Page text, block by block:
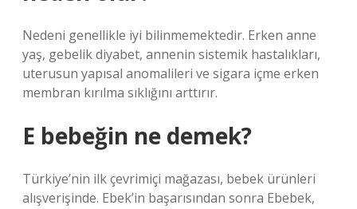
Nedeni genellikle iyi bilinmemektedir. Erken anne
yaş, gebelik diyabet, annenin sistemik hastalıkları,
uterusun yapısal anomalileri ve sigara içme erken
membran kırılma sıklığını arttırır.
E bebeğin ne demek?
Türkiye’nin ilk çevrimiçi mağazası, bebek ürünleri
alışverişinde. Ebek’in başarısından sonra Ebebek,